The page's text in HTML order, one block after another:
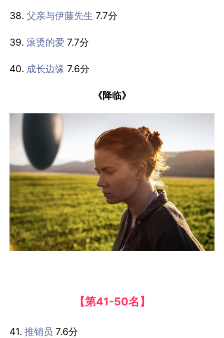
38.父亲与伊藤先生 7.7分
39.滚烫的爱 7.7分
40. 成长边缘 7.6分
《降临》
【第41-50名】
41.推销员 7.6分